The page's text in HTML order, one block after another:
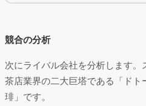
競合の分析
次にライバル会社を分析します
茶店業界の二大巨塔である「ド
琲」です。